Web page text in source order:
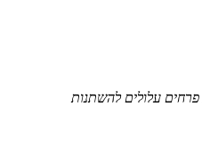
עלולים להשתנות